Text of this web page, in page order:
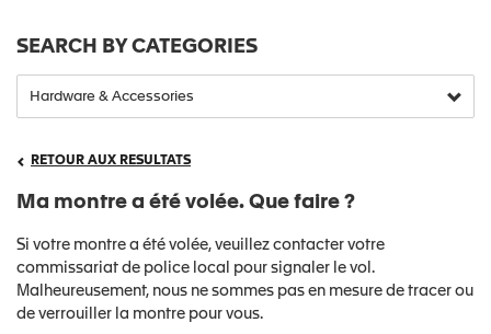
SEARCH BY CATEGORIES
RETOUR AUX RESULTATS
Ma montre a été volée. Que faire ?
Si votre montre a été volée, veuillez contacter votre
commissariat de police local pour signaler le vol.
Malheureusement, nous ne sommes pas en mesure de tracer ou
de verrouiller la montre pour vous.